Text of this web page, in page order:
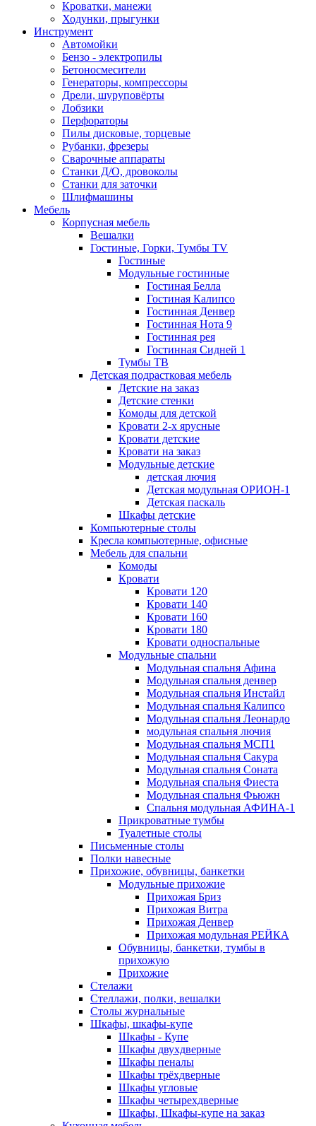
Кроватки, манежи
Ходунки, прыгунки
Инструмент
Автомойки
Бензо - электропилы
Бетоносмесители
Генераторы, компрессоры
Дрели, шуруповёрты
Лобзики
Перфораторы
Пилы дисковые, торцевые
Рубанки, фрезеры
Сварочные аппараты
Станки Д/О, дровоколы
Станки для заточки
Шлифмашины
Мебель
Корпусная мебель
Вешалки
Гостиные, Горки, Тумбы TV
Гостиные
Модульные гостинные
Гостиная Белла
Гостиная Калипсо
Гостинная Денвер
Гостинная Нота 9
Гостинная рея
Гостинная Сидней 1
Тумбы ТВ
Детская подрастковая мебель
Детские на заказ
Детские стенки
Комоды для детской
Кровати 2-х ярусные
Кровати детские
Кровати на заказ
Модульные детские
детская лючия
Детская модульная ОРИОН-1
Детская паскаль
Шкафы детские
Компьютерные столы
Кресла компьютерные, офисные
Мебель для спальни
Комоды
Кровати
Кровати 120
Кровати 140
Кровати 160
Кровати 180
Кровати односпальные
Модульные спальни
Модульная спальня Афина
Модульная спальня денвер
Модульная спальня Инстайл
Модульная спальня Калипсо
Модульная спальня Леонардо
модульная спальня лючия
Модульная спальня МСП1
Модульная спальня Сакура
Модульная спальня Соната
Модульная спальня Фиеста
Модульная спальня Фьюжн
Спальня модульная АФИНА-1
Прикроватные тумбы
Туалетные столы
Письменные столы
Полки навесные
Прихожие, обувницы, банкетки
Модульные прихожие
Прихожая Бриз
Прихожая Витра
Прихожая Денвер
Прихожая модульная РЕЙКА
Обувницы, банкетки, тумбы в
прихожую
Прихожие
Стелажи
Стеллажи, полки, вешалки
Столы журнальные
Шкафы, шкафы-купе
Шкафы - Купе
Шкафы двухдверные
Шкафы пеналы
Шкафы трёхдверные
Шкафы угловые
Шкафы четырехдверные
Шкафы, Шкафы-купе на заказ